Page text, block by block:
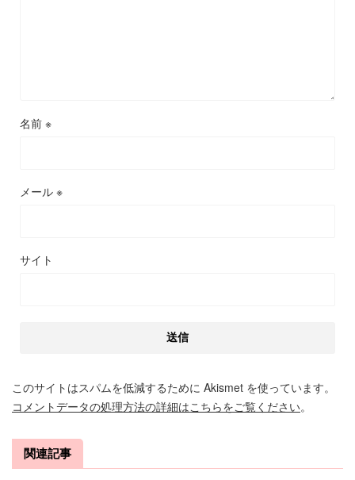
名前 ※
メール ※
サイト
このサイトはスパムを低減するために Akismet を使っています。
コメントデータの処理方法の詳細はこちらをご覧ください。
関連記事